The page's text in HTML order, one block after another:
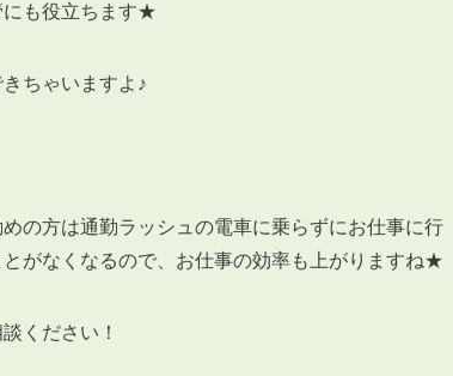
にも役立ちます★
ちゃいますよ♪
の方は通勤ラッシュの電車に乗らずにお仕事に行
がなくなるので、お仕事の効率も上がりますね★
ください！